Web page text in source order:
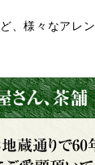
、様々なアレ